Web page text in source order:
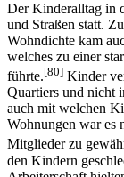
Der Kinderalltag in
und Straßen statt.
Wohndichte kam
welches zu einer
führte.[80] Kinder
Quartiers und nicht
auch mit welchen
Wohnungen war es
Mitglieder zu
den Kindern